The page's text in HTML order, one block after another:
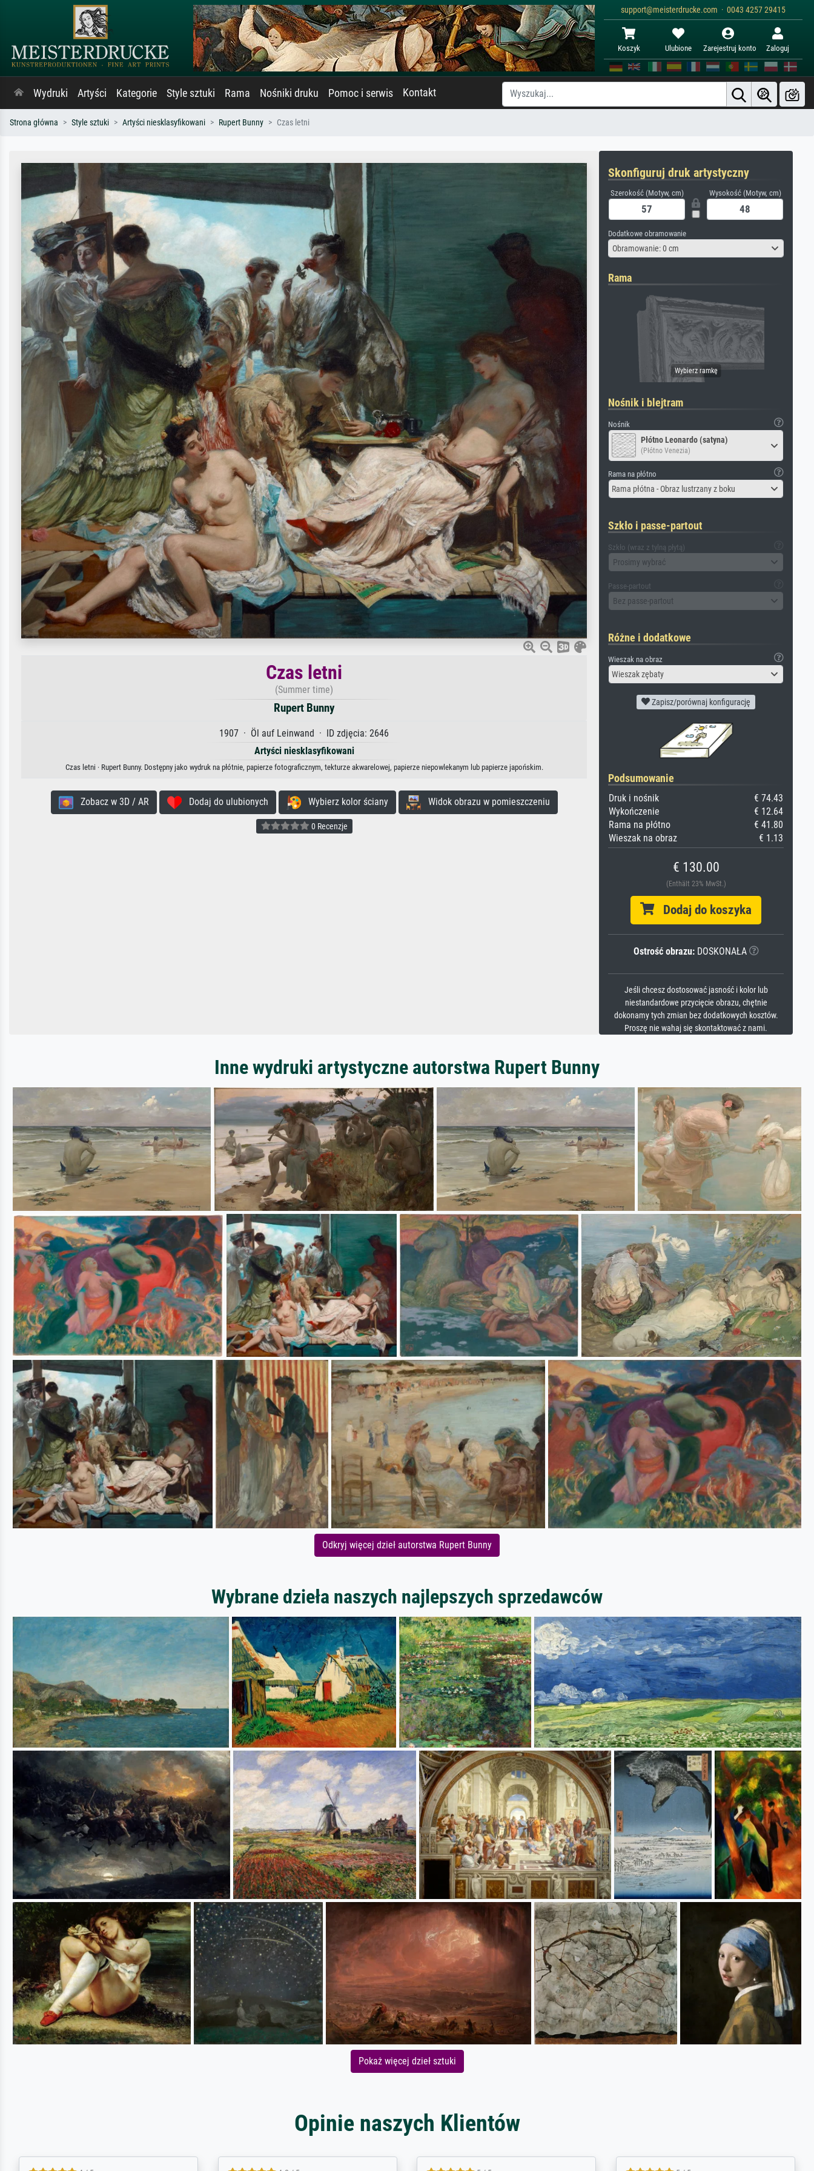
support@meisterdrucke.com · 0043 4257 29415
Koszyk Ulubione Zarejestruj konto Zaloguj
Wydruki Artyści Kategorie Style sztuki Rama Nośniki druku Pomoc i serwis Kontakt
Strona główna Style sztuki Artyści niesklasyfikowani Rupert Bunny Czas letni
Czas letni
(Summer time)
Rupert Bunny
1907 · Öl auf Leinwand · ID zdjęcia: 2646
Artyści niesklasyfikowani
Czas letni · Rupert Bunny. Dostępny jako wydruk na płótnie, papierze fotograficznym, tekturze akwarelowej, papierze niepowlekanym lub papierze japońskim.
Zobacz w 3D / AR Dodaj do ulubionych Wybierz kolor ściany Widok obrazu w pomieszczeniu
0 Recenzje
Skonfiguruj druk artystyczny
Szerokość (Motyw, cm) Wysokość (Motyw, cm)
Dodatkowe obramowanie
Obramowanie: 0 cm
Rama
Nośnik i blejtram
Nośnik
Płótno Leonardo (satyna)
(Płótno Venezia)
Rama na płótno
Rama płótna - Obraz lustrzany z boku
Szkło i passe-partout
Szkło (wraz z tylną płytą)
Prosimy wybrać
Passe-partout
Bez passe-partout
Różne i dodatkowe
Wieszak na obraz
Wieszak zębaty
Zapisz/porównaj konfigurację
Podsumowanie
Druk i nośnik
€ 74.43
Wykończenie
€ 12.64
Rama na płótno
€ 41.80
Wieszak na obraz
€ 1.13
€ 130.00
(Enthält 23% MwSt.)
Dodaj do koszyka
Ostrość obrazu:DOSKONAŁA
Jeśli chcesz dostosować jasność i kolor lub
niestandardowe przycięcie obrazu, chętnie
dokonamy tych zmian bez dodatkowych kosztów.
Proszę nie wahaj się skontaktować z nami.
Inne wydruki artystyczne autorstwa Rupert Bunny
Odkryj więcej dzieł autorstwa Rupert Bunny
Wybrane dzieła naszych najlepszych sprzedawców
Pokaż więcej dzieł sztuki
Opinie naszych Klientów